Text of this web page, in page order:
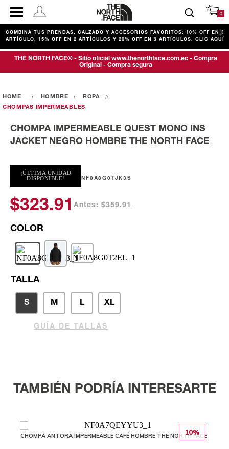
0
COMBINA TUS PRENDAS, CALZADO Y ACCESORIOS FAVORITOS: 10% OFF EN 1
ARTÍCULO, 15% OFF EN 2 ARTÍCULOS Y 20% OFF EN 3 ARTÍCULOS. CLIC AQUÍ
THE NORTH FACE® - Sitio oficial www.thenorthface.com.ec - Compra
Original - Compra segura
HOMBRE
ROPA
CHOMPAS IMPERMEABLES
CHOMPA IMPERMEABLE QUEST MONO INS
JACKET NEGRO HOMBRE THE NORTH FACE
¡ÚLTIMA UNIDAD
DISPONIBLE!
NF0A8G0TJK3S
$323.91 Antes: $359.91
TALLA
S M L XL
GUÍA DE TALLAS
TAMBIÉN PODRÍA INTERESARTE
10%
CHOMPA ANTORA IMPERMEABLE CAFÉ HOMBRE THE NORTH FACE